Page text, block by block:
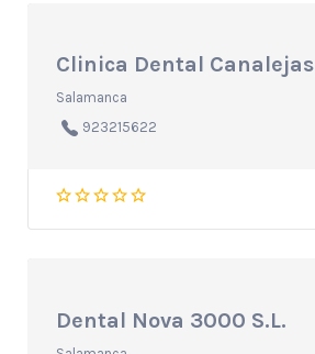
Clinica Dental Canalejas
Salamanca
923215622
Dental Nova 3000 S.L.